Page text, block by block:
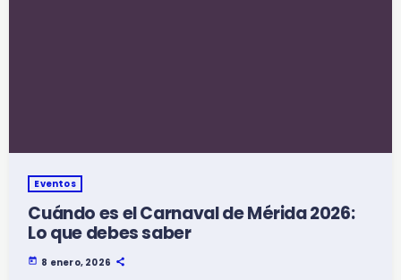
Eventos
Cuándo es el Carnaval de Mérida 2026:
Lo que debes saber
today 8 enero, 2026